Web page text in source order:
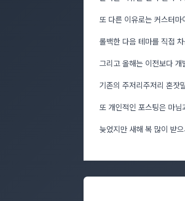
또 다른 이유로는 커스터
롤백한 다음 테마를 직접
그리고 올해는 이전보다
기존의 주저리주저리 혼잣
또 개인적인 포스팅은 마님
늦었지만 새해 복 많이 받